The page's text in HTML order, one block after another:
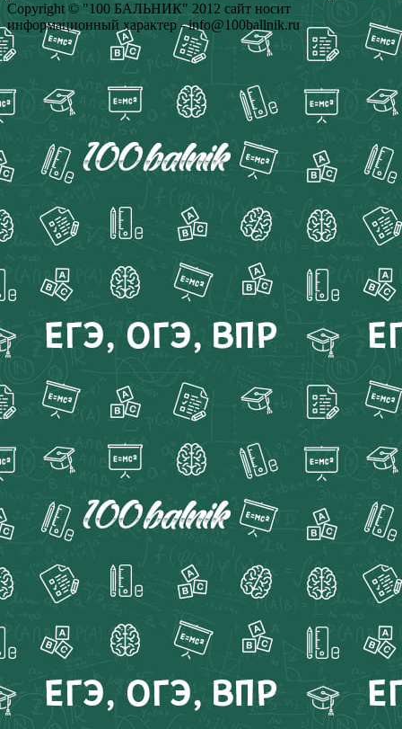
Copyright © "100 БАЛЬНИК" 2012 сайт носит
информационный характер - info@100ballnik.ru